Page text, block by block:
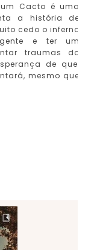
Cacto é uma
a história de
cedo o inferno
e ter um
traumas do
de que,
mesmo que